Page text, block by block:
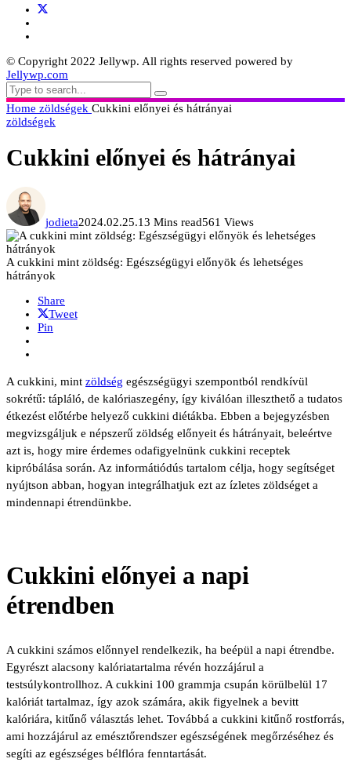
© Copyright 2022 Jellywp. All rights reserved powered by
Jellywp.com
Home zöldségek Cukkini előnyei és hátrányai
zöldségek
Cukkini előnyei és hátrányai
jodieta2024.02.25.13 Mins read561 Views
A cukkini mint zöldség: Egészségügyi előnyök és lehetséges
hátrányok
Share
Tweet
Pin
A cukkini, mint zöldség egészségügyi szempontból rendkívül
sokrétű: tápláló, de kalóriaszegény, így kiválóan illeszthető a tudatos
étkezést előtérbe helyező cukkini diétákba. Ebben a bejegyzésben
megvizsgáljuk e népszerű zöldség előnyeit és hátrányait, beleértve
azt is, hogy mire érdemes odafigyelnünk cukkini receptek
kipróbálása során. Az informátiódús tartalom célja, hogy segítséget
nyújtson abban, hogyan integrálhatjuk ezt az ízletes zöldséget a
mindennapi étrendünkbe.
Cukkini előnyei a napi
étrendben
A cukkini számos előnnyel rendelkezik, ha beépül a napi étrendbe.
Egyrészt alacsony kalóriatartalma révén hozzájárul a
testsúlykontrollhoz. A cukkini 100 grammja csupán körülbelül 17
kalóriát tartalmaz, így azok számára, akik figyelnek a bevitt
kalóriára, kitűnő választás lehet. Továbbá a cukkini kitűnő rostforrás,
ami hozzájárul az emésztőrendszer egészségének megőrzéséhez és
segíti az egészséges bélflóra fenntartását.